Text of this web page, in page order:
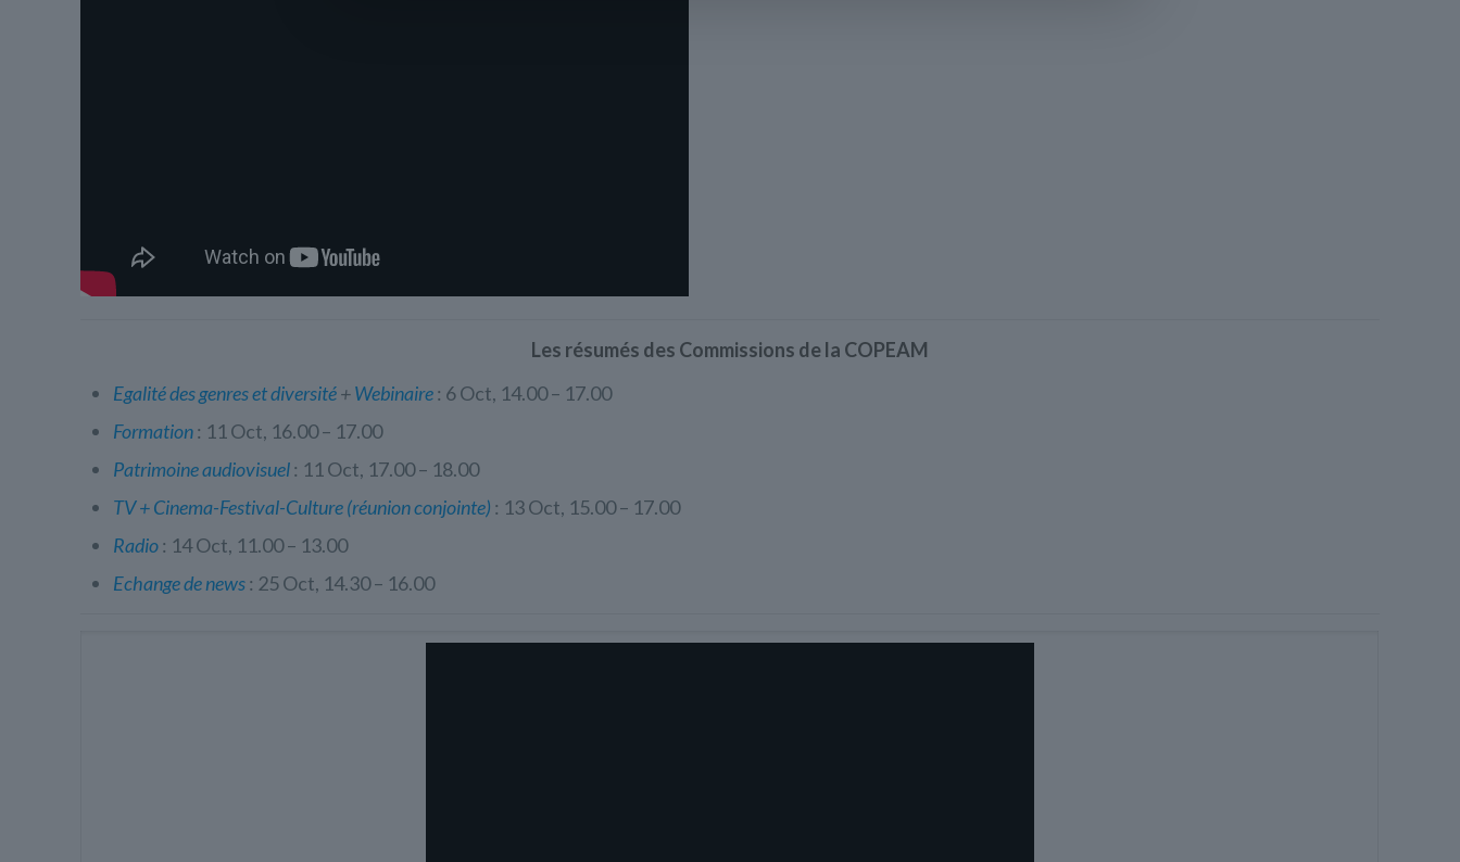
Les résumés des Commissions de la COPEAM
Egalité des genres et diversité+Webinaire: 6 Oct, 14.00 – 17.00
Formation: 11 Oct, 16.00 – 17.00
Patrimoine audiovisuel: 11 Oct, 17.00 – 18.00
TV + Cinema-Festival-Culture (réunion conjointe) : 13 Oct, 15.00 – 17.00
Radio: 14 Oct, 11.00 – 13.00
Echange de news: 25 Oct, 14.30 – 16.00